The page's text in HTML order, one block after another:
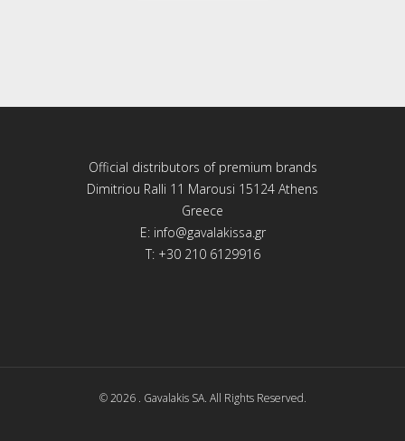
Official distributors of premium brands
Dimitriou Ralli 11 Marousi 15124 Athens
Greece
E: info@gavalakissa.gr
T: +30 210 6129916
© 2026 . Gavalakis SA. All Rights Reserved.